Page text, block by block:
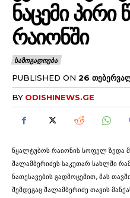
ᲜᲐᲪᲔᲛᲘ
ᲠᲐᲘᲝᲜᲨᲘ
ᲡᲐᲖᲝᲒᲐᲓᲝᲔᲑᲐ
PUBLISHED ON 26
BY ODISHINEWS.GE
წყალტუბოს რაიონის სოფელ ზედა
შალამბერიძეს საკუთარ სახლში
ნათესავების გადმოცემით, მას
შემდეგაც შალამბერიძე თავის